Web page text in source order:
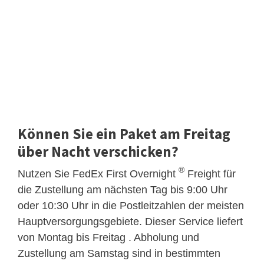
Können Sie ein Paket am Freitag
über Nacht verschicken?
Nutzen Sie FedEx First Overnight ® Freight für
die Zustellung am nächsten Tag bis 9:00 Uhr
oder 10:30 Uhr in die Postleitzahlen der meisten
Hauptversorgungsgebiete. Dieser Service liefert
von Montag bis Freitag . Abholung und
Zustellung am Samstag sind in bestimmten